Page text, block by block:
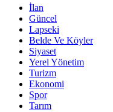
İlan
Güncel
Lapseki
Belde Ve Köyler
Siyaset
Yerel Yönetim
Turizm
Ekonomi
Spor
Tarım